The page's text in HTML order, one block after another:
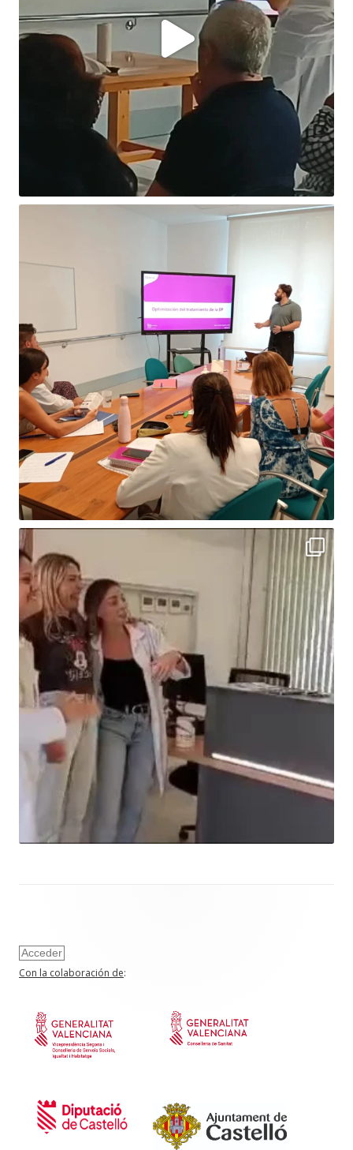
Acceder
Con la colaboración de: